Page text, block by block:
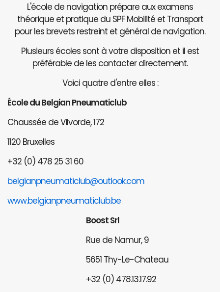
L'école de navigation prépare aux examens
théorique et pratique du SPF Mobilité et Transport
pour les brevets restreint et général de navigation.
Plusieurs écoles sont à votre disposition et il est
préférable de les contacter directement.
Voici quatre d'entre elles :
École du Belgian Pneumaticlub
Chaussée de Vilvorde, 172
1120 Bruxelles
+32 (0) 478 25 31 60
belgianpneumaticlub@outlook.com
www.belgianpneumaticlub.be
Boost Srl
Rue de Namur, 9
5651 Thy-Le-Chateau
+32 (0) 478.13.17.92